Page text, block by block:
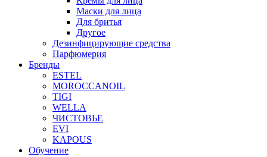
Маски для лица
Для бритья
Другое
Дезинфицирующие средства
Парфюмерия
Бренды
ESTEL
MOROCCANOIL
TIGI
WELLA
ЧИСТОВЬЕ
EVI
KAPOUS
Обучение